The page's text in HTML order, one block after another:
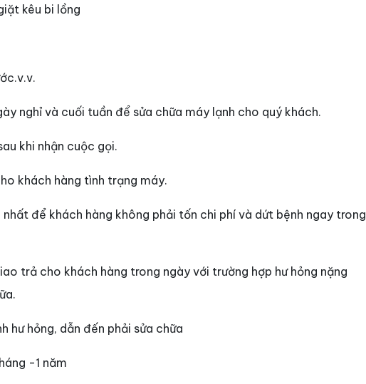
kêu bi lồng
nghỉ và cuối tuần để sửa chữa máy lạnh cho quý khách.
khi nhận cuộc gọi.
khách hàng tình trạng máy.
để khách hàng không phải tốn chi phí và dứt bệnh ngay trong
trả cho khách hàng trong ngày với trường hợp hư hỏng nặng
hư hỏng, dẫn đến phải sửa chữa
-1 năm